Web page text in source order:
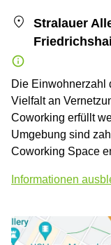
Stralauer
Die Einwohnerzahl
Vielfalt an
Coworking erfüllt
Umgebung sind
Coworking Space
Informationen